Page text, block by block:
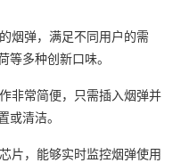
烟弹，满足不同用户的需
多种创新口味。
非常简便，只需插入烟弹并
清洁。
片，能够实时监控烟弹使用